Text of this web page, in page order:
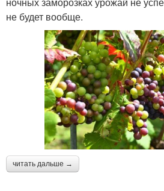
не будет вообще.
читать дальше →